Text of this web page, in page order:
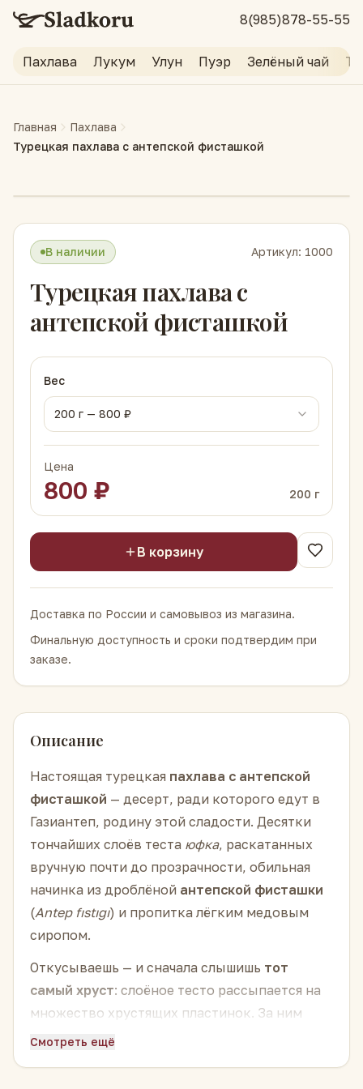
8(985)878-55-55
Пахлава Лукум Улун Пуэр Зелёный чай
Главная
Пахлава
Турецкая пахлава с антепской фисташкой
В наличии Артикул: 1000
Турецкая пахлава с
антепской фисташкой
Вес
200 г — 800 ₽
Цена
800 ₽ 200 г
В корзину
Доставка по России и самовывоз из магазина.
Финальную доступность и сроки подтвердим при
заказе.
Описание
Настоящая турецкая пахлава с антепской
фисташкой — десерт, ради которого едут в
Газиантеп, родину этой сладости. Десятки
тончайших слоёв теста юфка, раскатанных
вручную почти до прозрачности, обильная
начинка из дроблёной антепской фисташки
(Antep fıstığı) и пропитка лёгким медовым
сиропом.
Откусываешь — и сначала слышишь тот
самый хруст: слоёное тесто рассыпается на
множество хрустящих пластинок. За ним
сразу идёт густой, маслянистый ореховый
Смотреть ещё